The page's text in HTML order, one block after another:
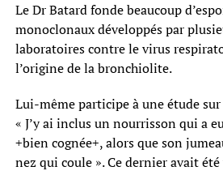
Le Dr Batard fonde beaucoup
monoclonaux développés par
laboratoires contre le virus
l’origine de la bronchiolite.
Lui-même participe à une étude sur
« J’y ai inclus un nourrisson qui a
+bien cognée+, alors que son
nez qui coule ». Ce dernier avait été